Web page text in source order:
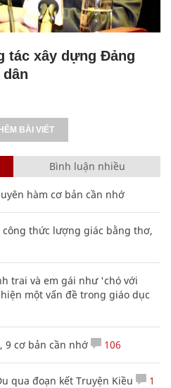
tác xây dựng Đảng
BÀI VIẾT
Bình luận nhiều
hàm cơ bản cần nhớ
công thức lượng giác bằng thơ,
trai và em gái như 'chó với
một vấn đề trong giáo dục
9 cơ bản cần nhớ 106
qua đoạn kết Truyện Kiều 1